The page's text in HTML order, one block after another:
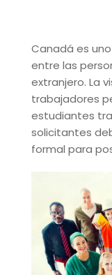
Canadá es
entre las
extranjero. La
trabajadores
estudiantes
solicitantes
formal para